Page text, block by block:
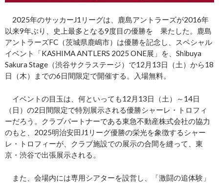
2025年のサッカーJ1リーグは、鹿島アントラーズが2016年
以来9年ぶり、史上最多となる9度目の優勝を 果たした。鹿島
アントラーズFC（茨城県鹿嶋市）は優勝を記念し、スペシャル
イベント「KASHIMA ANTLERS 2025 ONE展」を、Shibuya
Sakura Stage（渋谷サクラステージ）で12月13日（土）から18
日（木）までの6日間限定で開催する。入場無料。
イベントの目玉は、何といっても12月13日（土）～14日
（日）の2日間限定で特別展示される優勝シャーレ・トロフィ
ーだろう。クラブパートナーである東急不動産株式会社の協力
のもと、2025明治安田J1リーグ優勝の栄光を象徴するシャー
レ・トロフィーが、クラブ施設での展示の合間を縫って、東
京・渋谷で出張展示される。
また、会場内には専用シアターを設営し、「激闘の追体験」